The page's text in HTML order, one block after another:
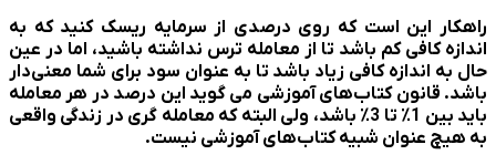
راهکار این است که روی درصدی از سرمایه ریسک کنید که به
اندازه کافی کم باشد تا از معامله ترس نداشته باشید، اما در عین
حال به اندازه کافی زیاد باشد تا به عنوان سود برای شما معنی­‌دار
باشد. قانون کتاب­‌های آموزشی می گوید این درصد در هر معامله
باید بین 1
٪ تا 3 ٪ باشد، ولی البته که معامله ‌گری در زندگی واقعی
به هیچ عنوان شبیه کتاب‌های آموزشی نیست.